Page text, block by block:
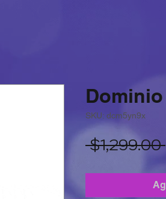
Dominio
SKU: dcm5yn9x
$1,299.00